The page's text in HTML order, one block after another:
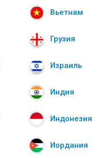
Вьетнам
Грузия
Израиль
Индия
Индонезия
Иордания